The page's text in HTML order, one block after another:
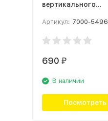
вертикального
Серый
Артикул: 7000-5496
690₽
В наличии
Посмотреть